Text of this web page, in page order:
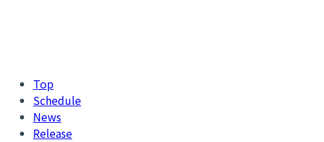
Top
Schedule
News
Release